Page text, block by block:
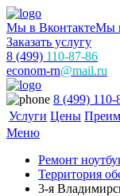
Мы в ВконтактеМы
Заказать услугу
8 (499) 110-87-86
econom-rn@mail.ru
8 (499) 110-
Услуги Цены
Меню
Ремонт
Территория
3-я